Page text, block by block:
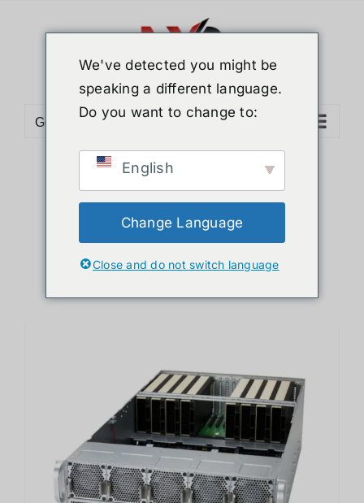
Go to...
Sort byDefault Order
Show24 Products
We've detected you might be
speaking a different language.
Do you want to change to:
English
Change Language
Close and do not switch language